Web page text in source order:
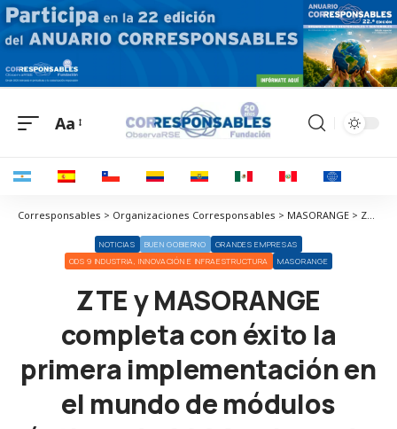
Aa
Corresponsables > Organizaciones Corresponsables > MASORANGE > ZTE y MASORANGE completa con éxito la primera implementación en el mundo de módulos ópticos de 800G coloreado con protocolos de enrutamiento avanzados SRV6
NOTICIAS BUEN GOBIERNO
GRANDES EMPRESAS
ODS 9 INDUSTRIA, INNOVACIÓN E INFRAESTRUCTURA
MASORANGE
ZTE y MASORANGE
completa con éxito la
primera implementación en
el mundo de módulos